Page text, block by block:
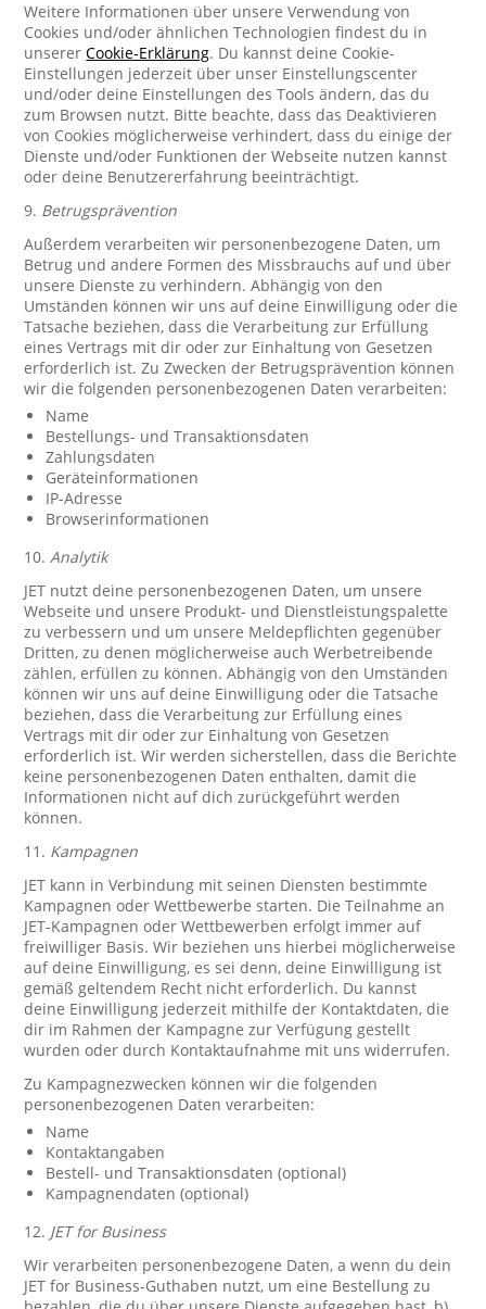
Weitere Informationen über unsere Verwendung von
Cookies und/oder ähnlichen Technologien findest du in
unsererCookie-Erklärung. Du kannst deine Cookie-
Einstellungen jederzeit über unser Einstellungscenter
und/oder deine Einstellungen des Tools ändern, das du
zum Browsen nutzt. Bitte beachte, dass das Deaktivieren
von Cookies möglicherweise verhindert, dass du einige der
Dienste und/oder Funktionen der Webseite nutzen kannst
oder deine Benutzererfahrung beeinträchtigt.
9. Betrugsprävention
Außerdem verarbeiten wir personenbezogene Daten, um
Betrug und andere Formen des Missbrauchs auf und über
unsere Dienste zu verhindern. Abhängig von den
Umständen können wir uns auf deine Einwilligung oder die
Tatsache beziehen, dass die Verarbeitung zur Erfüllung
eines Vertrags mit dir oder zur Einhaltung von Gesetzen
erforderlich ist. Zu Zwecken der Betrugsprävention können
wir die folgenden personenbezogenen Daten verarbeiten:
Name
Bestellungs- und Transaktionsdaten
Zahlungsdaten
Geräteinformationen
IP-Adresse
Browserinformationen
10.Analytik
JET nutzt deine personenbezogenen Daten, um unsere
Webseite und unsere Produkt- und Dienstleistungspalette
zu verbessern und um unsere Meldepflichten gegenüber
Dritten, zu denen möglicherweise auch Werbetreibende
zählen, erfüllen zu können. Abhängig von den Umständen
können wir uns auf deine Einwilligung oder die Tatsache
beziehen, dass die Verarbeitung zur Erfüllung eines
Vertrags mit dir oder zur Einhaltung von Gesetzen
erforderlich ist. Wir werden sicherstellen, dass die Berichte
keine personenbezogenen Daten enthalten, damit die
Informationen nicht auf dich zurückgeführt werden
können.
11. Kampagnen
JET kann in Verbindung mit seinen Diensten bestimmte
Kampagnen oder Wettbewerbe starten. Die Teilnahme an
JET-Kampagnen oder Wettbewerben erfolgt immer auf
freiwilliger Basis. Wir beziehen uns hierbei möglicherweise
auf deine Einwilligung, es sei denn, deine Einwilligung ist
gemäß geltendem Recht nicht erforderlich. Du kannst
deine Einwilligung jederzeit mithilfe der Kontaktdaten, die
dir im Rahmen der Kampagne zur Verfügung gestellt
wurden oder durch Kontaktaufnahme mit uns widerrufen.
Zu Kampagnezwecken können wir die folgenden
personenbezogenen Daten verarbeiten:
Name
Kontaktangaben
Bestell- und Transaktionsdaten (optional)
Kampagnendaten (optional)
12. JET for Business
Wir verarbeiten personenbezogene Daten, a wenn du dein
JET for Business-Guthaben nutzt, um eine Bestellung zu